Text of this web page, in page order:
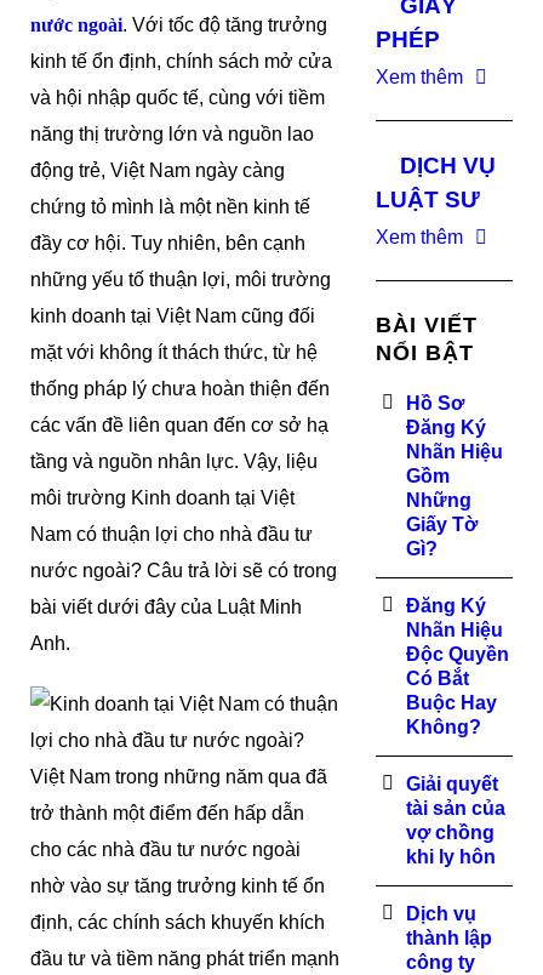
nước ngoài. Với tốc độ tăng trưởng
kinh tế ổn định, chính sách mở cửa
và hội nhập quốc tế, cùng với tiềm
năng thị trường lớn và nguồn lao
động trẻ, Việt Nam ngày càng
chứng tỏ mình là một nền kinh tế
đầy cơ hội. Tuy nhiên, bên cạnh
những yếu tố thuận lợi, môi trường
kinh doanh tại Việt Nam cũng đối
mặt với không ít thách thức, từ hệ
thống pháp lý chưa hoàn thiện đến
các vấn đề liên quan đến cơ sở hạ
tầng và nguồn nhân lực. Vậy, liệu
môi trường Kinh doanh tại Việt
Nam có thuận lợi cho nhà đầu tư
nước ngoài? Câu trả lời sẽ có trong
bài viết dưới đây của Luật Minh
Anh.
Việt Nam trong những năm qua đã
trở thành một điểm đến hấp dẫn
cho các nhà đầu tư nước ngoài
nhờ vào sự tăng trưởng kinh tế ổn
định, các chính sách khuyến khích
đầu tư và tiềm năng phát triển mạnh
GIẤY
PHÉP
Xem thêm
DỊCH VỤ
LUẬT SƯ
Xem thêm
BÀI VIẾT
NỔI BẬT
Hồ Sơ
Đăng Ký
Nhãn Hiệu
Gồm
Những
Giấy Tờ
Gì?
Đăng Ký
Nhãn Hiệu
Độc Quyền
Có Bắt
Buộc Hay
Không?
Giải quyết
tài sản của
vợ chồng
khi ly hôn
Dịch vụ
thành lập
công ty